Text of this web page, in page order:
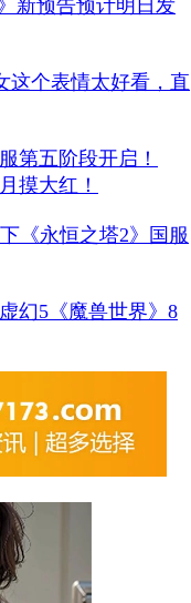
》新预告预计明日发
这个表情太好看，直
第五阶段开启！
摸大红！
《永恒之塔2》国服
幻5《魔兽世界》8